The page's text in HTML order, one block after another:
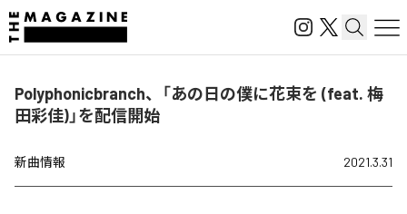
Polyphonicbranch、「あの日の僕に花束を (feat. 梅
田彩佳)」を配信開始
新曲情報 2021.3.31